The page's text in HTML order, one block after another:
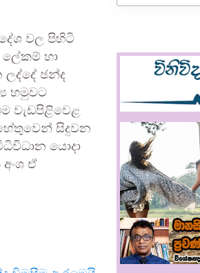
වල පිහිටි
ලේකම් හා
ඡන්ද
හමුවට
වැඩපිළිවෙළ
සිදුවන
යොදා
ඒ